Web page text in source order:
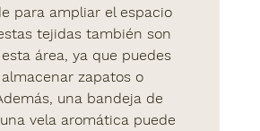
para ampliar el espacio
tejidas también son
área, ya que puedes
zapatos o
una bandeja de
vela aromática puede